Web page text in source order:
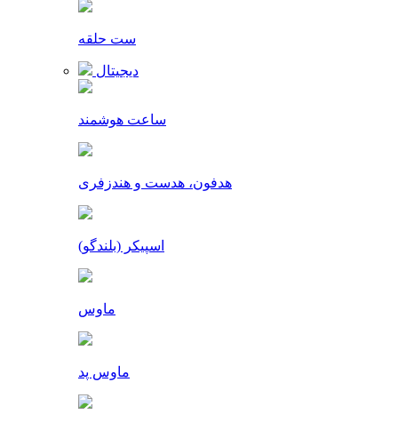
ست حلقه
دیجیتال
ساعت هوشمند
هدفون، هدست و هندزفری
اسپیکر (بلندگو)
ماوس
ماوس پد